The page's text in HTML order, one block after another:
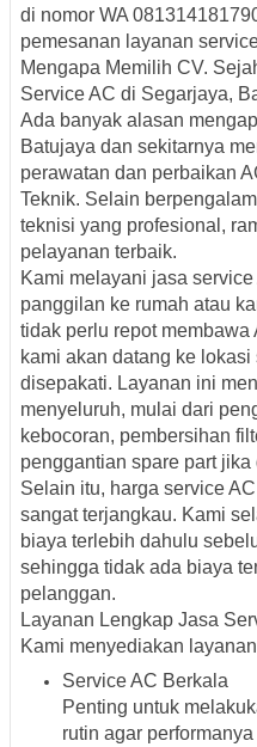
di nomor WA
pemesanan layanan
Mengapa Memilih CV.
Service AC di Segarjaya,
Ada banyak alasan
Batujaya dan sekitarnya
perawatan dan perbaikan
Teknik. Selain
teknisi yang profesional,
pelayanan terbaik.
Kami melayani jasa
panggilan ke rumah atau
tidak perlu repot membawa
kami akan datang ke
disepakati. Layanan ini
menyeluruh, mulai dari
kebocoran, pembersihan
penggantian spare part jika
Selain itu, harga service
sangat terjangkau. Kami
biaya terlebih dahulu
sehingga tidak ada biaya
pelanggan.
Layanan Lengkap Jasa
Kami menyediakan
Service AC Berkala
Penting untuk
rutin agar